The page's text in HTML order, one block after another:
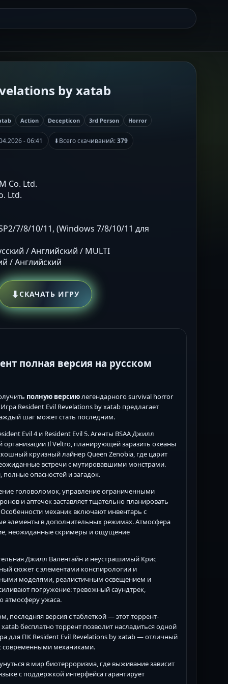
by xatab
Action Decepticon 3rd Person Horror
- 06:41 ⬇Всего скачиваний:379
Co. Ltd.
Ltd.
7/8/10/11, (Windows 7/8/10/11 для
/ Английский / MULTI
/ Английский
⬇СКАЧАТЬ ИГРУ
полная версия на русском
полную версиюлегендарного survival horror
Resident Evil Revelations by xatab предлагает
шаг может стать последним.
Evil 4 и Resident Evil 5. Агенты BSAA Джилл
организации Il Veltro, планирующей заразить океаны
круизный лайнер Queen Zenobia, где царит
встречи с мутировавшими монстрами.
опасностей и загадок.
головоломок, управление ограниченными
и аптечек заставляет тщательно планировать
механик включают инвентарь с
элементы в дополнительных режимах. Атмосфера
неожиданные скримеры и ощущение
Джилл Валентайн и неустрашимый Крис
сюжет с элементами конспирологии и
моделями, реалистичным освещением и
погружение: тревожный саундтрек,
атмосферу ужаса.
последняя версия с таблеткой — этот торрент-
бесплатно торрент позволит насладиться одной
для ПК Resident Evil Revelations by xatab — отличный
современными механиками.
в мир биотерроризма, где выживание зависит
с поддержкой интерфейса гарантирует